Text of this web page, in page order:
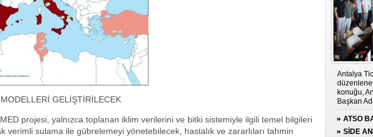
GELİŞTİRİLECEK
projesi, yalnızca toplanan iklim verilerini ve bitki sistemiyle ilgili temel bilgileri
verimli sulama ile gübrelemeyi yönetebilecek, hastalık ve zararlıları tahmin
Antalya
konuğu,
Başkan
ATSO
SİDE